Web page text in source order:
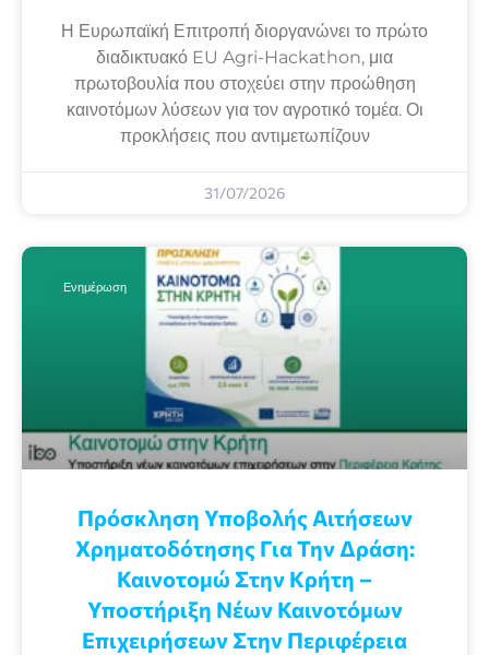
Η Ευρωπαϊκή Επιτροπή διοργανώνει το πρώτο
διαδικτυακό EU Agri-Hackathon, μια
πρωτοβουλία που στοχεύει στην προώθηση
καινοτόμων λύσεων για τον αγροτικό τομέα. Οι
προκλήσεις που αντιμετωπίζουν
31/07/2026
Ενημέρωση
Πρόσκληση Υποβολής Αιτήσεων
Χρηματοδότησης Για Την Δράση:
Καινοτομώ Στην Κρήτη –
Υποστήριξη Νέων Καινοτόμων
Επιχειρήσεων Στην Περιφέρεια